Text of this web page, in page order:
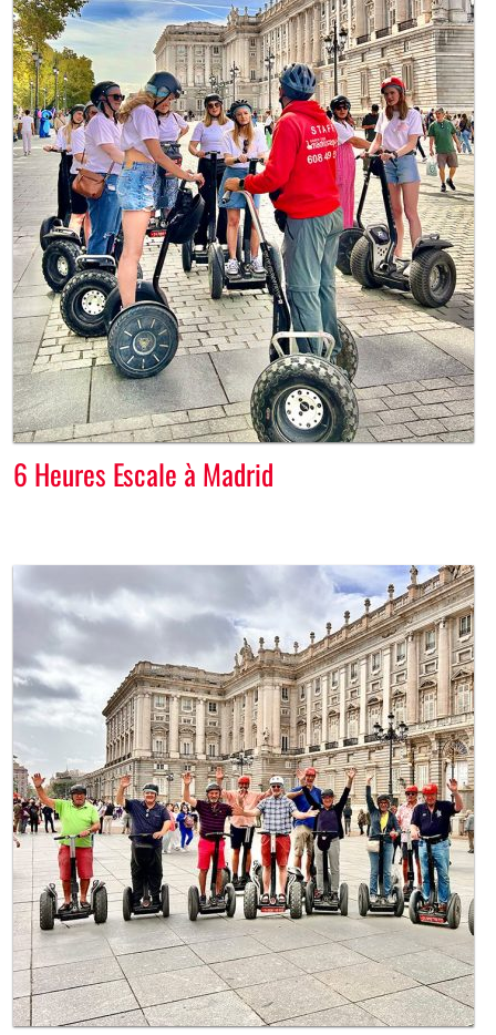
6 Heures Escale à Madrid